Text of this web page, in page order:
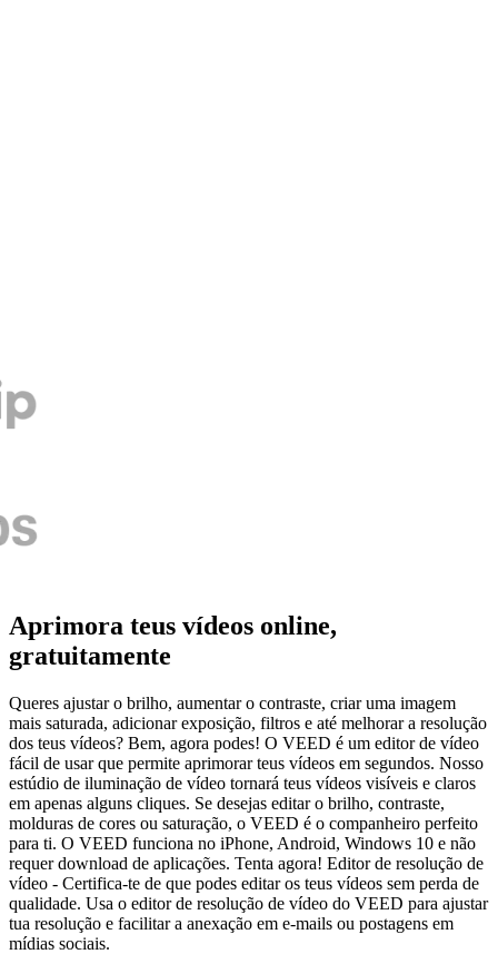
Aprimora teus vídeos online,
gratuitamente
Queres ajustar o brilho, aumentar o contraste, criar uma imagem
mais saturada, adicionar exposição, filtros e até melhorar a resolução
dos teus vídeos? Bem, agora podes! O VEED é um editor de vídeo
fácil de usar que permite aprimorar teus vídeos em segundos. Nosso
estúdio de iluminação de vídeo tornará teus vídeos visíveis e claros
em apenas alguns cliques. Se desejas editar o brilho, contraste,
molduras de cores ou saturação, o VEED é o companheiro perfeito
para ti. O VEED funciona no iPhone, Android, Windows 10 e não
requer download de aplicações. Tenta agora! Editor de resolução de
vídeo - Certifica-te de que podes editar os teus vídeos sem perda de
qualidade. Usa o editor de resolução de vídeo do VEED para ajustar
tua resolução e facilitar a anexação em e-mails ou postagens em
mídias sociais.